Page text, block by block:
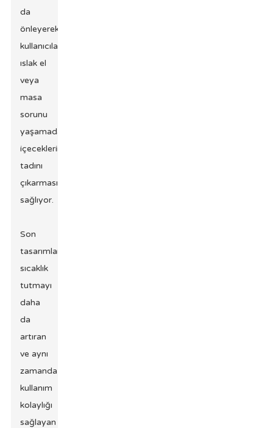
da
önleyerek
kullanıcıların
ıslak el
veya
masa
sorunu
yaşamadan
içeceklerinin
tadını
çıkarmasını
sağlıyor.
Son
tasarımlar,
sıcaklık
tutmayı
daha
da
artıran
ve aynı
zamanda
kullanım
kolaylığı
sağlayan